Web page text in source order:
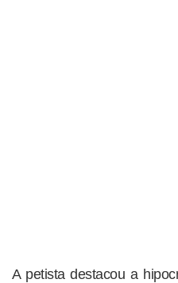
A petista destacou a